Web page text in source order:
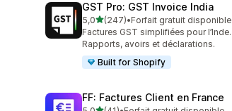
GST Pro: GST Invoice India
5,0étoile(s) sur 5
(247)
247 avis au total
•Forfait gratuit disponible
Factures GST simplifiées pour l’Inde.
Rapports, avoirs et déclarations.
Built for Shopify
FF: Factures Client en France